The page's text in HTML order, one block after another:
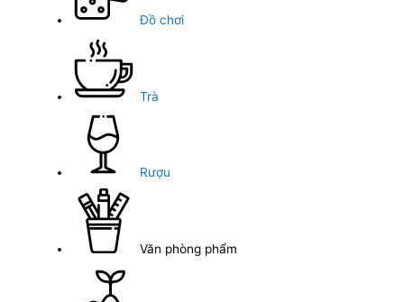
Đồ chơi
Trà
Rượu
Văn phòng phẩm